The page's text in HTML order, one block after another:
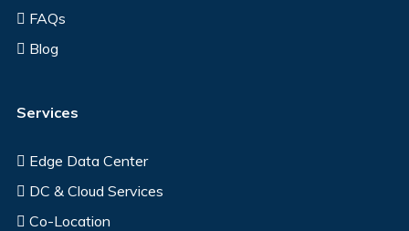
FAQs
Blog
Services
Edge Data Center
DC & Cloud Services
Co-Location